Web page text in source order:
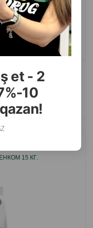
et - 2
10
15 КГ.